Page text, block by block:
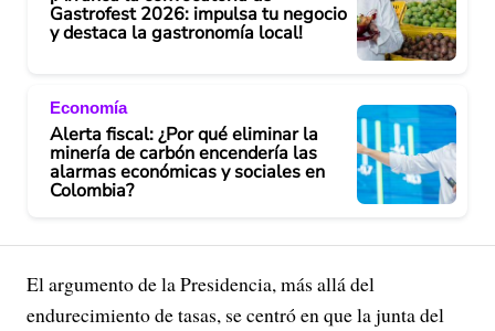
Gastrofest 2026: impulsa tu negocio
y destaca la gastronomía local!
Economía
Alerta fiscal: ¿Por qué eliminar la
minería de carbón encendería las
alarmas económicas y sociales en
Colombia?
El argumento de la Presidencia, más allá del
endurecimiento de tasas, se centró en que la junta del